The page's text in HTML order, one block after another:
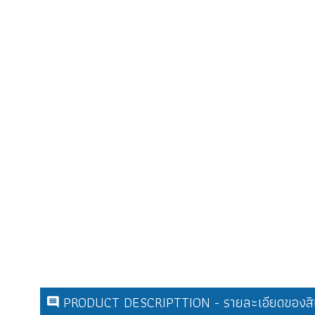
PRODUCT DESCRIPTTION - รายละเอียดข